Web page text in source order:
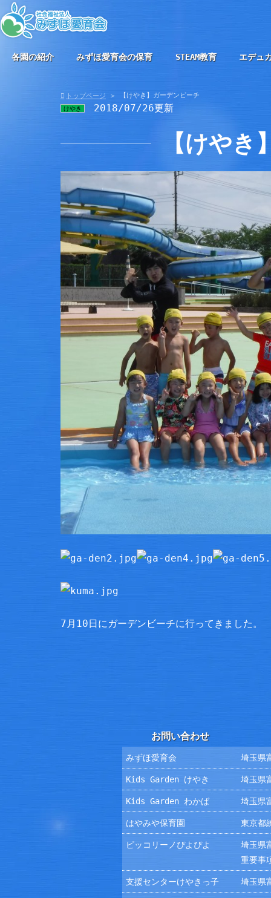
各園の紹介 みずほ愛育会の保育 STEAM教育 エデュ
トップページ 【けやき】ガーデンビーチ
けやき 2018/07/26更新
【けや
7月10日にガーデンビーチに行ってきました。
お問い合わせ
みずほ愛育会 埼玉県
Kids Garden けやき 埼玉県
Kids Garden わかば 埼玉県
はやみや保育園 東京都
ピッコリーノぴよぴよ
埼玉県
重要事
支援センターけやきっ子 埼玉県